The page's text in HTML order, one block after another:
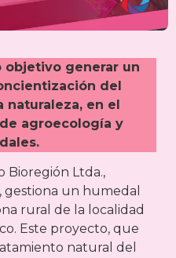
objetivo generar un
del
naturaleza, en el
agroecología y
Bioregión Ltda.,
gestiona un humedal
rural de la localidad
Este proyecto, que
natural del